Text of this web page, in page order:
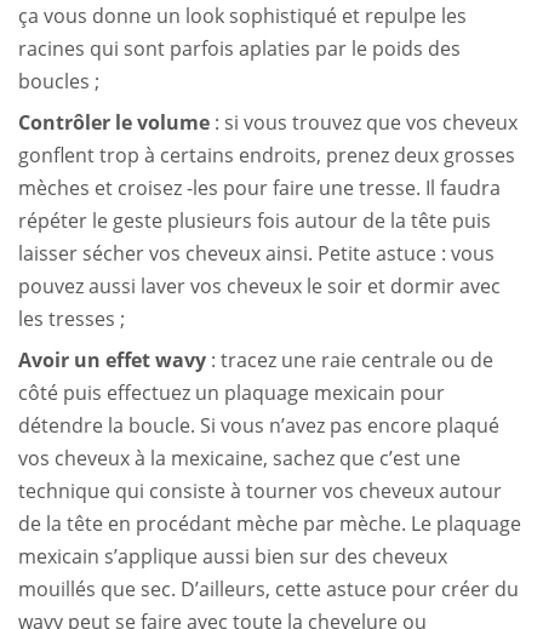
ça vous donne un look sophistiqué et repulpe les
racines qui sont parfois aplaties par le poids des
boucles ;
Contrôler le volume : si vous trouvez que vos cheveux
gonflent trop à certains endroits, prenez deux grosses
mèches et croisez -les pour faire une tresse. Il faudra
répéter le geste plusieurs fois autour de la tête puis
laisser sécher vos cheveux ainsi. Petite astuce : vous
pouvez aussi laver vos cheveux le soir et dormir avec
les tresses ;
Avoir un effet wavy : tracez une raie centrale ou de
côté puis effectuez un plaquage mexicain pour
détendre la boucle. Si vous n’avez pas encore plaqué
vos cheveux à la mexicaine, sachez que c’est une
technique qui consiste à tourner vos cheveux autour
de la tête en procédant mèche par mèche. Le plaquage
mexicain s’applique aussi bien sur des cheveux
mouillés que sec. D’ailleurs, cette astuce pour créer du
wavy peut se faire avec toute la chevelure ou